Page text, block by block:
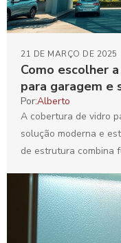
Como escolher
para garagem e
21 DE MARÇO DE 2025
Por:Alberto
A cobertura de vidro
solução moderna e
de estrutura combina